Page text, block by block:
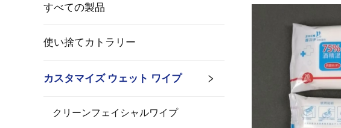
すべての製品
使い捨てカトラリー
カスタマイズ ウェット ワイプ
クリーンフェイシャルワイプ